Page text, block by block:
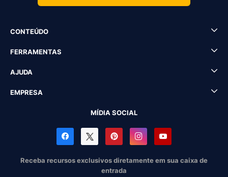
CONTEÚDO
FERRAMENTAS
AJUDA
EMPRESA
MÍDIA SOCIAL
Receba recursos exclusivos diretamente em sua caixa de
entrada